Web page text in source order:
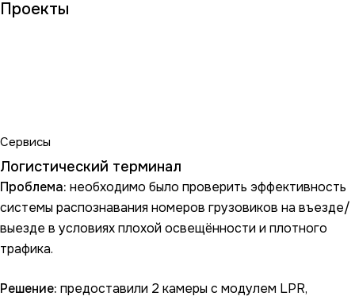
Проекты
Сервисы
Логистический терминал
Проблема: необходимо было проверить эффективность
системы распознавания номеров грузовиков на въезде/
выезде в условиях плохой освещённости и плотного
трафика.
Решение: предоставили 2 камеры с модулем LPR,